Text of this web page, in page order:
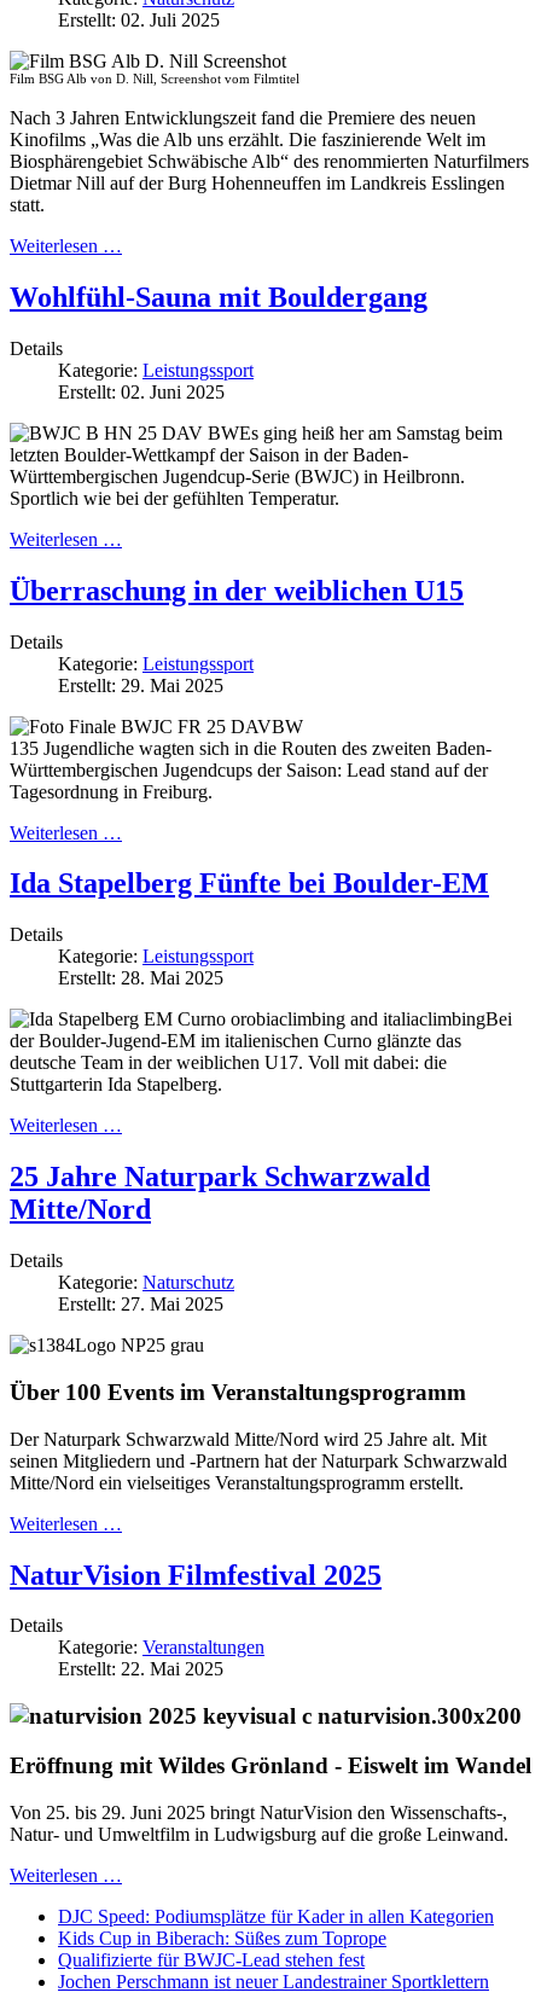
Erstellt: 02. Juli 2025
Film BSG Alb von D. Nill, Screenshot vom Filmtitel
Nach 3 Jahren Entwicklungszeit fand die Premiere des neuen
Kinofilms „Was die Alb uns erzählt. Die faszinierende Welt im
Biosphärengebiet Schwäbische Alb“ des renommierten Naturfilmers
Dietmar Nill auf der Burg Hohenneuffen im Landkreis Esslingen
statt.
Weiterlesen …
Wohlfühl-Sauna mit Bouldergang
Details
Kategorie: Leistungssport
Erstellt: 02. Juni 2025
Es ging heiß her am Samstag beim
letzten Boulder-Wettkampf der Saison in der Baden-
Württembergischen Jugendcup-Serie (BWJC) in Heilbronn.
Sportlich wie bei der gefühlten Temperatur.
Weiterlesen …
Überraschung in der weiblichen U15
Details
Kategorie: Leistungssport
Erstellt: 29. Mai 2025
135 Jugendliche wagten sich in die Routen des zweiten Baden-
Württembergischen Jugendcups der Saison: Lead stand auf der
Tagesordnung in Freiburg.
Weiterlesen …
Ida Stapelberg Fünfte bei Boulder-EM
Details
Kategorie: Leistungssport
Erstellt: 28. Mai 2025
Bei
der Boulder-Jugend-EM im italienischen Curno glänzte das
deutsche Team in der weiblichen U17. Voll mit dabei: die
Stuttgarterin Ida Stapelberg.
Weiterlesen …
25 Jahre Naturpark Schwarzwald
Mitte/Nord
Details
Kategorie: Naturschutz
Erstellt: 27. Mai 2025
Über 100 Events im Veranstaltungsprogramm
Der Naturpark Schwarzwald Mitte/Nord wird 25 Jahre alt. Mit
seinen Mitgliedern und -Partnern hat der Naturpark Schwarzwald
Mitte/Nord ein vielseitiges Veranstaltungsprogramm erstellt.
Weiterlesen …
NaturVision Filmfestival 2025
Details
Kategorie: Veranstaltungen
Erstellt: 22. Mai 2025
Eröffnung mit Wildes Grönland - Eiswelt im Wandel
Von 25. bis 29. Juni 2025 bringt NaturVision den Wissenschafts-,
Natur- und Umweltfilm in Ludwigsburg auf die große Leinwand.
Weiterlesen …
DJC Speed: Podiumsplätze für Kader in allen Kategorien
Kids Cup in Biberach: Süßes zum Toprope
Qualifizierte für BWJC-Lead stehen fest
Jochen Perschmann ist neuer Landestrainer Sportklettern